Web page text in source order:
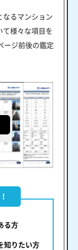
なるマンション
様々な項目を
ージ前後の鑑定
る方
知りたい方